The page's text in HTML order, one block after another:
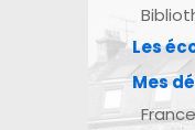
Les
Mes